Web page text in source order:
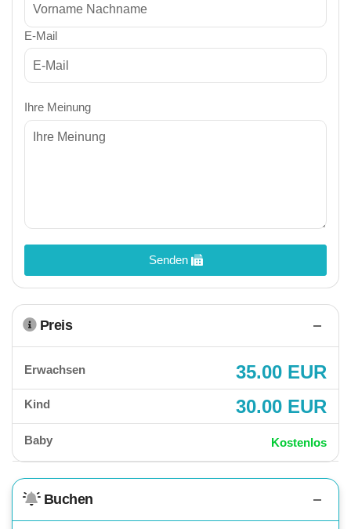
E-Mail
Ihre Meinung
Senden
Preis
Erwachsen 35.00 EUR
Kind 30.00 EUR
Baby Kostenlos
Buchen